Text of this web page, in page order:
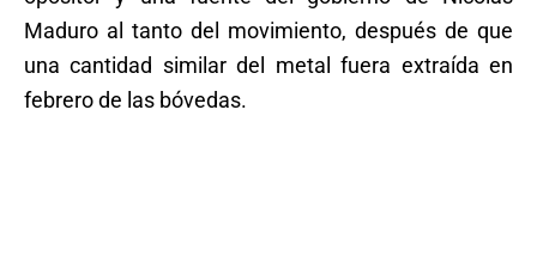
Maduro al tanto del movimiento, después de que
una cantidad similar del metal fuera extraída en
febrero de las bóvedas.